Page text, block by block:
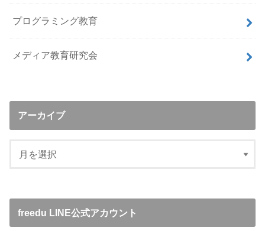
プログラミング教育
メディア教育研究会
アーカイブ
freedu LINE公式アカウント